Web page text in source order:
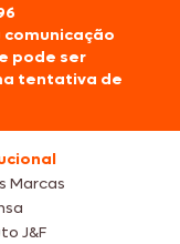
pode ser
tentativa de
Marcas
J&F